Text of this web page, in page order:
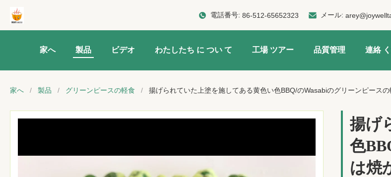
電話番号:86-512-65652323 メール:
家へ 製品 ビデオ わたしたち に つい て 工場 ツアー 品質管理 連絡
家へ / 製品 / グリーンピースの軽食 / 揚げられていた上塗を施してある黄色い色BBQ/のWasabiのグリーンピース
揚げ
色
は焼